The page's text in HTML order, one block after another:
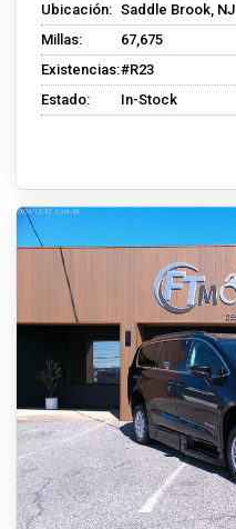
Ubicación: Saddle Brook, NJ
Millas:
67,675
Existencias:#R23
Estado:
In-Stock